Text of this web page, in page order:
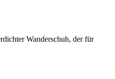
Wanderschuh, der für